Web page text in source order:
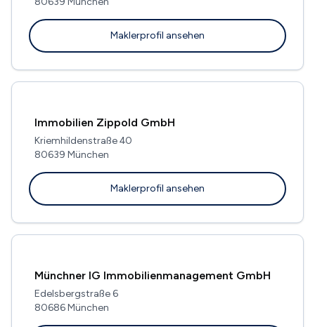
Maklerprofil ansehen
Immobilien Zippold GmbH
Kriemhildenstraße 40
80639 München
Maklerprofil ansehen
Münchner IG Immobilienmanagement GmbH
Edelsbergstraße 6
80686 München